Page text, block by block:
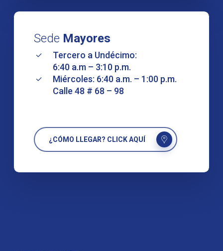
Sede Mayores
Tercero a Undécimo:
6:40 a.m – 3:10 p.m.
Miércoles: 6:40 a.m. – 1:00 p.m.
Calle 48 # 68 – 98
¿CÓMO LLEGAR? CLICK AQUÍ